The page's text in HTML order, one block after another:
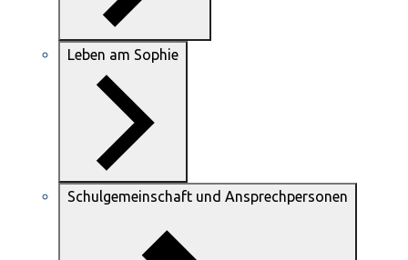
Leben am Sophie
Schulgemeinschaft und Ansprechpersonen